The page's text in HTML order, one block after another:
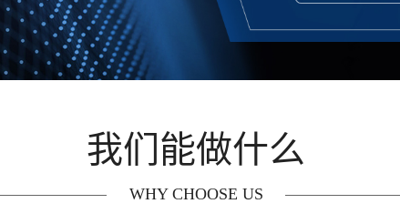
我们能做什么
WHY CHOOSE US